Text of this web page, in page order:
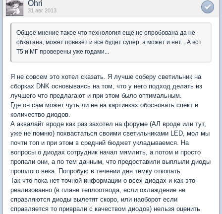
Ohri
31 авг 2013
Общее мнение такое что технология еще не опробована да не
обкатана, может повезет и все будет супер, а может и нет... А вот
T5 и МГ проверены уже годами...
Я не совсем это хотел сказать. Я лучше соберу светильник на
сборках DNK основываясь на том, что у него подход делать из
лучшего что предлагают и при этом было оптимальным.
Где он сам может чуть ли не на картинках обосновать спект и
количество диодов.
А аквалайт вроде как раз захотел на форуме (АЛ вроде или тут,
уже не помню) похвастаться своими светильниками LED, мол мы
почти топ и при этом в средний бюджет укладываемся. На
вопросы о диодах сотрудник начал мямлить, а потом и просто
пропали они, а по тем данным, что предоставили выплыли диоды
прошлого века. Попробую в течении дня темку откопать.
Так что пока нет точной информации о всех диодах и как это
реализованно (в плане теплоотвода, если охлаждение не
справляются диоды вылетят скоро, или наоборот если
справляется то приврали с качеством диодов) нельзя оценить